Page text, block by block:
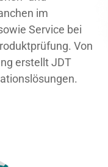
im
Service bei
Von
erstellt JDT